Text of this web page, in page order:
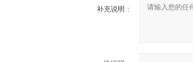
补充说明：